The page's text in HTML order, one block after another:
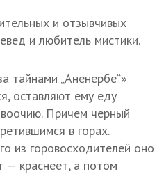
и отзывчивых
и любитель мистики.
тайнами „Аненербе“»
оставляют ему еду
Причем черный
в горах.
из горовосходителей оно
— краснеет, а потом